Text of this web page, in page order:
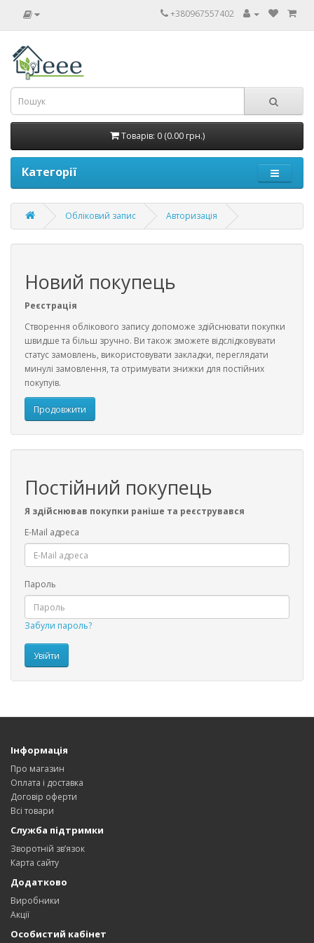
+380967557402
Товарів: 0 (0.00 грн.)
Категорії
Обліковий запис Авторизація
Новий покупець
Реєстрація
Створення облікового запису допоможе здійснювати покупки
швидше та більш зручно. Ви також зможете відслідковувати
статус замовлень, використовувати закладки, переглядати
минулі замовлення, та отримувати знижки для постійних
покупуів.
Продовжити
Постійний покупець
Я здійснював покупки раніше та реєструвався
E-Mail адреса
Пароль
Забули пароль?
Інформація
Про магазин
Оплата і доставка
Договір оферти
Всі товари
Служба підтримки
Зворотній зв’язок
Карта сайту
Додатково
Виробники
Акції
Особистий кабінет